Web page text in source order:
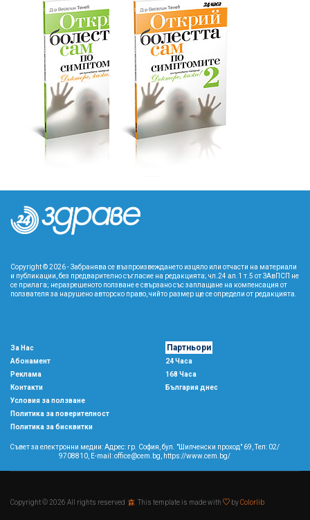
Copyright © 2026 - Забранява се възпроизвеждането изцяло или отчасти на материали
и публикации, без предварително съгласие на редакцията; чл.24 ал.1 т.5 от ЗАвПСП не
се прилага; неразрешеното ползване е свързано със заплащане на компенсация от
ползвателя за нарушено авторско право, чийто размер ще се определи от редакцията.
За Нас
Абонамент
Реклама
Контакти
Условия за ползване
Политика за поверителност
Политика за бисквитки
Партньори
24 Часа
168 Часа
България днес
Съвет за електронни медии: Адрес: гр. София, бул. "Шипченски проход" 69, Тел: 02/
9708810, E-mail:office@cem.bg https://www.cem.bg/
Copyright © 2026 All rights reserved 森 This template is made with byColorlib